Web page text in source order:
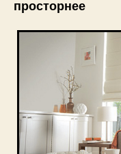
просторнее